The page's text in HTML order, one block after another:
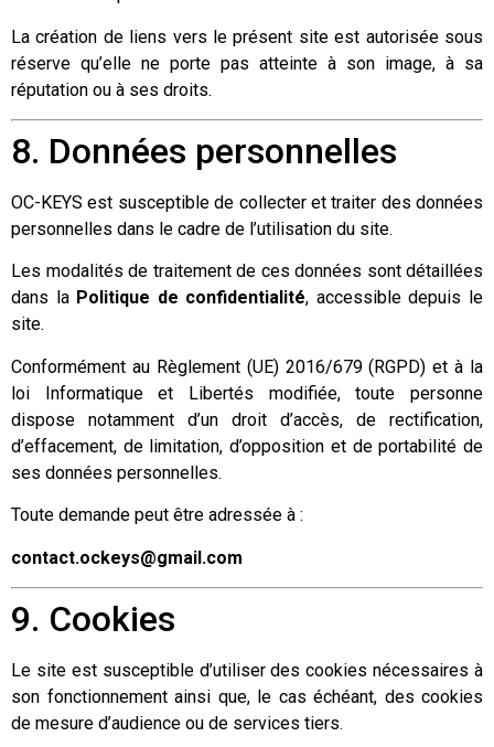
La création de liens vers le présent site est autorisée sous
réserve qu’elle ne porte pas atteinte à son image, à sa
réputation ou à ses droits.
8. Données personnelles
OC-KEYS est susceptible de collecter et traiter des données
personnelles dans le cadre de l’utilisation du site.
Les modalités de traitement de ces données sont détaillées
dans la Politique de confidentialité, accessible depuis le
site.
Conformément au Règlement (UE) 2016/679 (RGPD) et à la
loi Informatique et Libertés modifiée, toute personne
dispose notamment d’un droit d’accès, de rectification,
d’effacement, de limitation, d’opposition et de portabilité de
ses données personnelles.
Toute demande peut être adressée à :
contact.ockeys@gmail.com
9. Cookies
Le site est susceptible d’utiliser des cookies nécessaires à
son fonctionnement ainsi que, le cas échéant, des cookies
de mesure d’audience ou de services tiers.